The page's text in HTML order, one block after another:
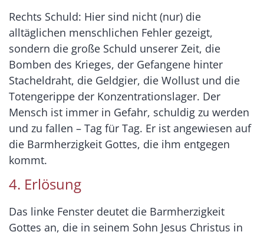
Rechts Schuld: Hier sind nicht (nur) die
alltäglichen menschlichen Fehler gezeigt,
sondern die große Schuld unserer Zeit, die
Bomben des Krieges, der Gefangene hinter
Stacheldraht, die Geldgier, die Wollust und die
Totengerippe der Konzentrationslager. Der
Mensch ist immer in Gefahr, schuldig zu werden
und zu fallen – Tag für Tag. Er ist angewiesen auf
die Barmherzigkeit Gottes, die ihm entgegen
kommt.
4. Erlösung
Das linke Fenster deutet die Barmherzigkeit
Gottes an, die in seinem Sohn Jesus Christus in